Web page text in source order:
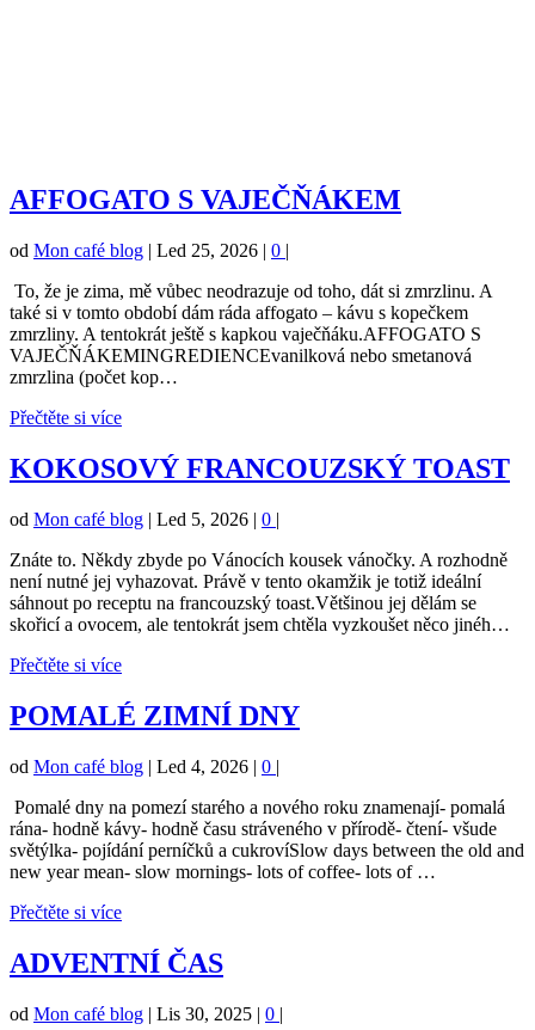
AFFOGATO S VAJEČŇÁKEM
od Mon café blog | Led 25, 2026 | 0 |
To, že je zima, mě vůbec neodrazuje od toho, dát si zmrzlinu. A
také si v tomto období dám ráda affogato – kávu s kopečkem
zmrzliny. A tentokrát ještě s kapkou vaječňáku.AFFOGATO S
VAJEČŇÁKEMINGREDIENCEvanilková nebo smetanová
zmrzlina (počet kop…
Přečtěte si více
KOKOSOVÝ FRANCOUZSKÝ TOAST
od Mon café blog | Led 5, 2026 | 0 |
Znáte to. Někdy zbyde po Vánocích kousek vánočky. A rozhodně
není nutné jej vyhazovat. Právě v tento okamžik je totiž ideální
sáhnout po receptu na francouzský toast.Většinou jej dělám se
skořicí a ovocem, ale tentokrát jsem chtěla vyzkoušet něco jinéh…
Přečtěte si více
POMALÉ ZIMNÍ DNY
od Mon café blog | Led 4, 2026 | 0 |
Pomalé dny na pomezí starého a nového roku znamenají- pomalá
rána- hodně kávy- hodně času stráveného v přírodě- čtení- všude
světýlka- pojídání perníčků a cukrovíSlow days between the old and
new year mean- slow mornings- lots of coffee- lots of …
Přečtěte si více
ADVENTNÍ ČAS
od Mon café blog | Lis 30, 2025 | 0 |